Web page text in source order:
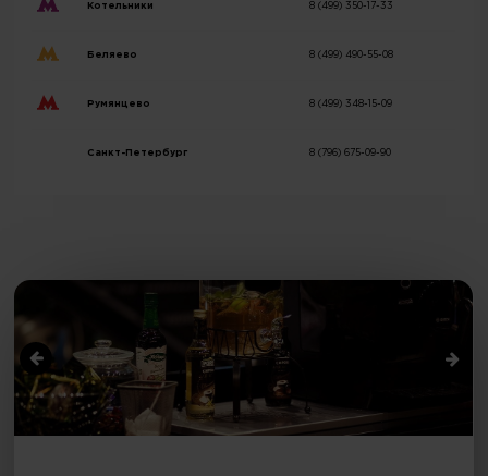
Котельники 8 (499) 350-17-33
Беляево 8 (499) 490-55-08
Румянцево 8 (499) 348-15-09
Санкт-Петербург 8 (796) 675-09-90